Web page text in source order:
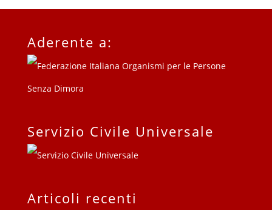
Aderente a:
Servizio Civile Universale
Articoli recenti